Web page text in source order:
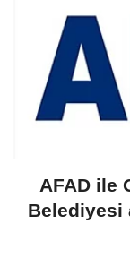
AFAD ile
Belediyesi